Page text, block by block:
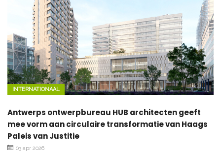
INTERNATIONAAL
Antwerps ontwerpbureau HUB architecten geeft
mee vorm aan circulaire transformatie van Haags
Paleis van Justitie
03 apr 2026